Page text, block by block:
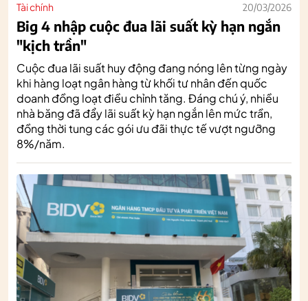
Tài chính 20/03/2026
Big 4 nhập cuộc đua lãi suất kỳ hạn ngắn
"kịch trần"
Cuộc đua lãi suất huy động đang nóng lên từng ngày
khi hàng loạt ngân hàng từ khối tư nhân đến quốc
doanh đồng loạt điều chỉnh tăng. Đáng chú ý, nhiều
nhà băng đã đẩy lãi suất kỳ hạn ngắn lên mức trần,
đồng thời tung các gói ưu đãi thực tế vượt ngưỡng
8%/năm.